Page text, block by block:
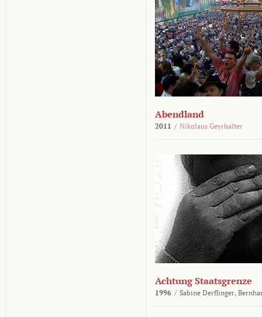
Abendland
2011 / Nikolaus Geyrhalter
Achtung Staatsgrenze
1996 / Sabine Derflinger,